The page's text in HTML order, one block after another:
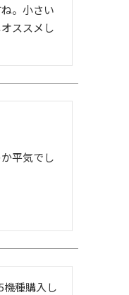
。小さい
ススメし
平気でし
機種購入し